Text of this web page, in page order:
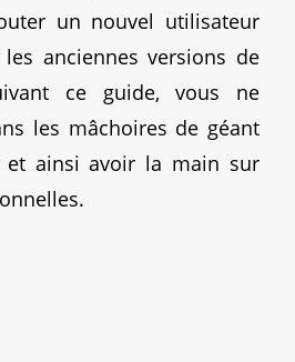
un nouvel utilisateur
anciennes versions de
ce guide, vous ne
les mâchoires de géant
et ainsi avoir la main sur